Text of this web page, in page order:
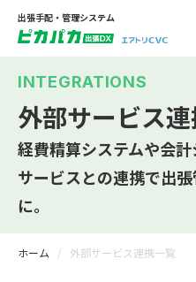
出張手配・管理システム
INTEGRATIONS
外部サービス
経費精算システムや会計
サービスとの連携で出
に。
ホーム 外部サービス連携一覧